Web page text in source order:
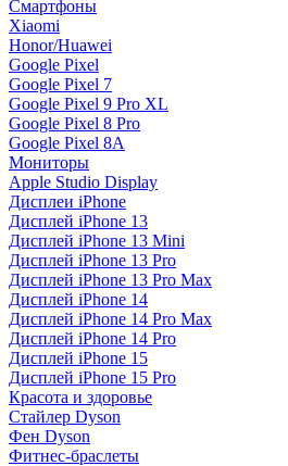
Смартфоны
Xiaomi
Honor/Huawei
Google Pixel
Google Pixel 7
Google Pixel 9 Pro XL
Google Pixel 8 Pro
Google Pixel 8A
Мониторы
Apple Studio Display
Дисплеи iPhone
Дисплей iPhone 13
Дисплей iPhone 13 Mini
Дисплей iPhone 13 Pro
Дисплей iPhone 13 Pro Max
Дисплей iPhone 14
Дисплей iPhone 14 Pro Max
Дисплей iPhone 14 Pro
Дисплей iPhone 15
Дисплей iPhone 15 Pro
Красота и здоровье
Стайлер Dyson
Фен Dyson
Фитнес-браслеты